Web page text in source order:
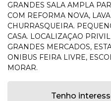
GRANDES SALA AMPLA
COM REFORMA NOVA,
CHURRASQUEIRA.
CASA. LOCALIZAÇAO
GRANDES MERCADOS,
ONIBUS FEIRA LIVRE,
MORAR.
Tenho